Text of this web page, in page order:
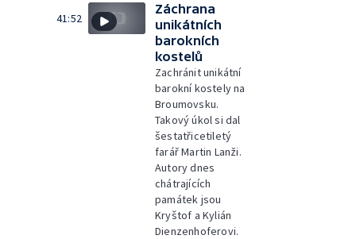
41:52
Záchrana
unikátních
barokních
kostelů
Zachránit unikátní
barokní kostely na
Broumovsku.
Takový úkol si dal
šestatřicetiletý
farář Martin Lanži.
Autory dnes
chátrajících
památek jsou
Kryštof a Kylián
Dienzenhoferovi.